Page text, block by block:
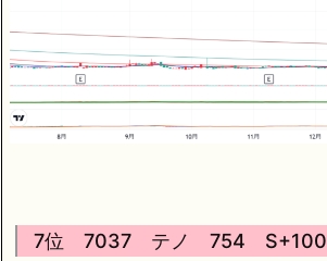
7位 7037 テノ 754 S+100